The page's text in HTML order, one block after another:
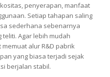
penyerapan, manfaat
Setiap tahapan saling
sederhana sebenarnya
Agar lebih mudah
alur R&D pabrik
yang biasa terjadi sejak
berjalan stabil.